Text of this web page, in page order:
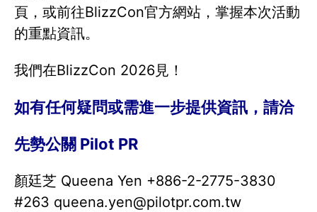
頁，或前往BlizzCon官方網站，掌握本次活動
的重點資訊。
我們在BlizzCon 2026見！
如有任何疑問或需進一步提供資訊，請洽
先勢公關 Pilot PR
顏廷芝 Queena Yen +886-2-2775-3830
#263 queena.yen@pilotpr.com.tw